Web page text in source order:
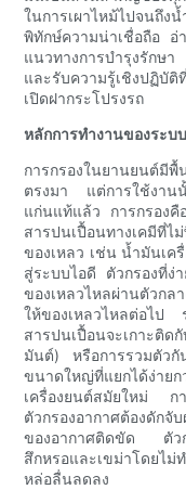
ในการเผาไหม้ไปจนถึ
พิทักษ์ความน่าเชื่อถือ อ่
แนวทางการบำรุงรักษ
และรับความรู้เชิงปฏิบั
เปิดฝากระโปรงรถ
หลักการทำงานของระบ
การกรองในยานยนต์มีพื้
ตรงมา แต่การใช้งาน
แก่นแท้แล้ว การกรองคื
สารปนเปื้อนทางเคมีที่
ของเหลว เช่น น้ำมันเค
สู่ระบบไอดี ตัวกรองที่ง่
ของเหลวไหลผ่านตัวก
ให้ของเหลวไหลต่อไป
สารปนเปื้อนจะเกาะติด
มันต์) หรือการรวมตัวกั
ขนาดใหญ่ที่แยกได้ง่
เครื่องยนต์สมัยใหม่ กา
ตัวกรองอากาศต้องดักจั
ของอากาศติดขัด ตัวก
สึกหรอและเขม่าโดยไม่
หล่อลื่นลดลง